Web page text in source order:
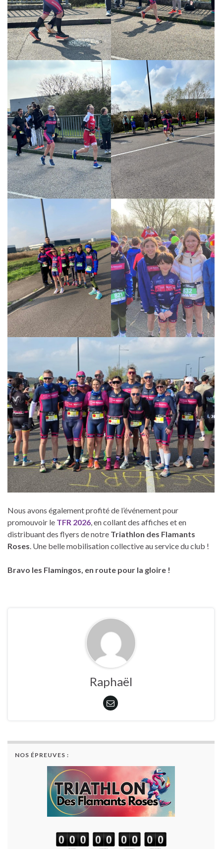
Nous avons également profité de l’événement pour
promouvoir le TFR 2026, en collant des affiches et en
distribuant des flyers de notre Triathlon des Flamants
Roses. Une belle mobilisation collective au service du club !
Bravo les Flamingos, en route pour la gloire !
Raphaël
NOS ÉPREUVES :